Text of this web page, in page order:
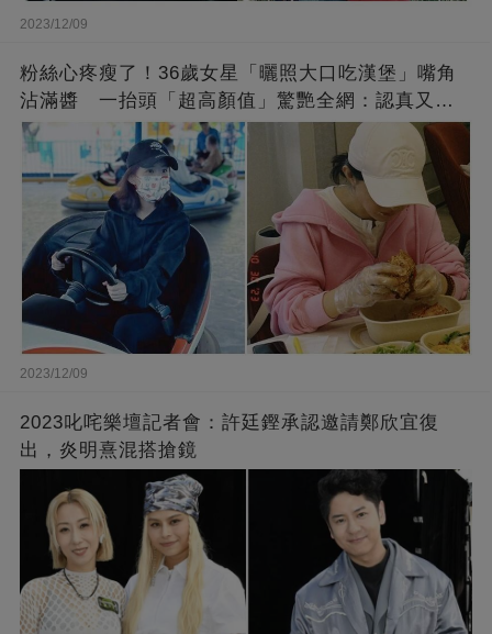
2023/12/09
粉絲心疼瘦了！36歲女星「曬照大口吃漢堡」嘴角
沾滿醬 一抬頭「超高顏值」驚艷全網：認真又美
麗!
2023/12/09
2023叱咤樂壇記者會：許廷鏗承認邀請鄭欣宜復
出，炎明熹混搭搶鏡